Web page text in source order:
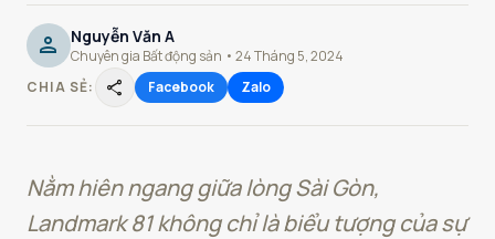
person Nguyễn Văn A
Chuyên gia Bất động sản • 24 Tháng 5, 2024
CHIA SẺ:
share Facebook Zalo
Nằm hiên ngang giữa lòng Sài Gòn,
Landmark 81 không chỉ là biểu tượng của sự